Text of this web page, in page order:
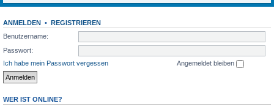
ANMELDEN • REGISTRIEREN
Benutzername:
Passwort:
Ich habe mein Passwort vergessen
Angemeldet bleiben
WER IST ONLINE?